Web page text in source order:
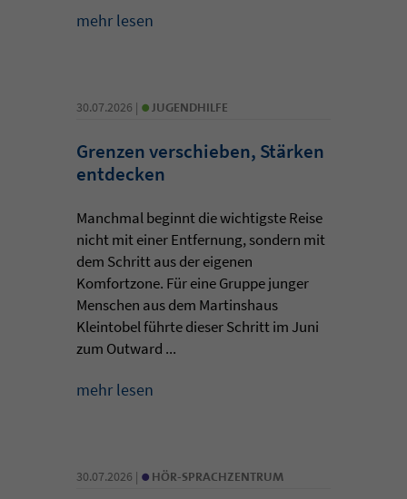
mehr lesen
30.07.2026 | • JUGENDHILFE
Grenzen verschieben, Stärken
entdecken
Manchmal beginnt die wichtigste Reise
nicht mit einer Entfernung, sondern mit
dem Schritt aus der eigenen
Komfortzone. Für eine Gruppe junger
Menschen aus dem Martinshaus
Kleintobel führte dieser Schritt im Juni
zum Outward ...
mehr lesen
30.07.2026 | • HÖR-SPRACHZENTRUM